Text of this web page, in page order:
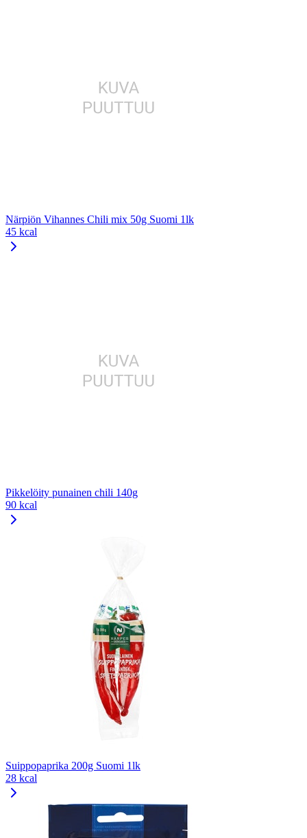
Närpiön Vihannes Chili mix 50g Suomi 1lk
45 kcal
Pikkelöity punainen chili 140g
90 kcal
Suippopaprika 200g Suomi 1lk
28 kcal